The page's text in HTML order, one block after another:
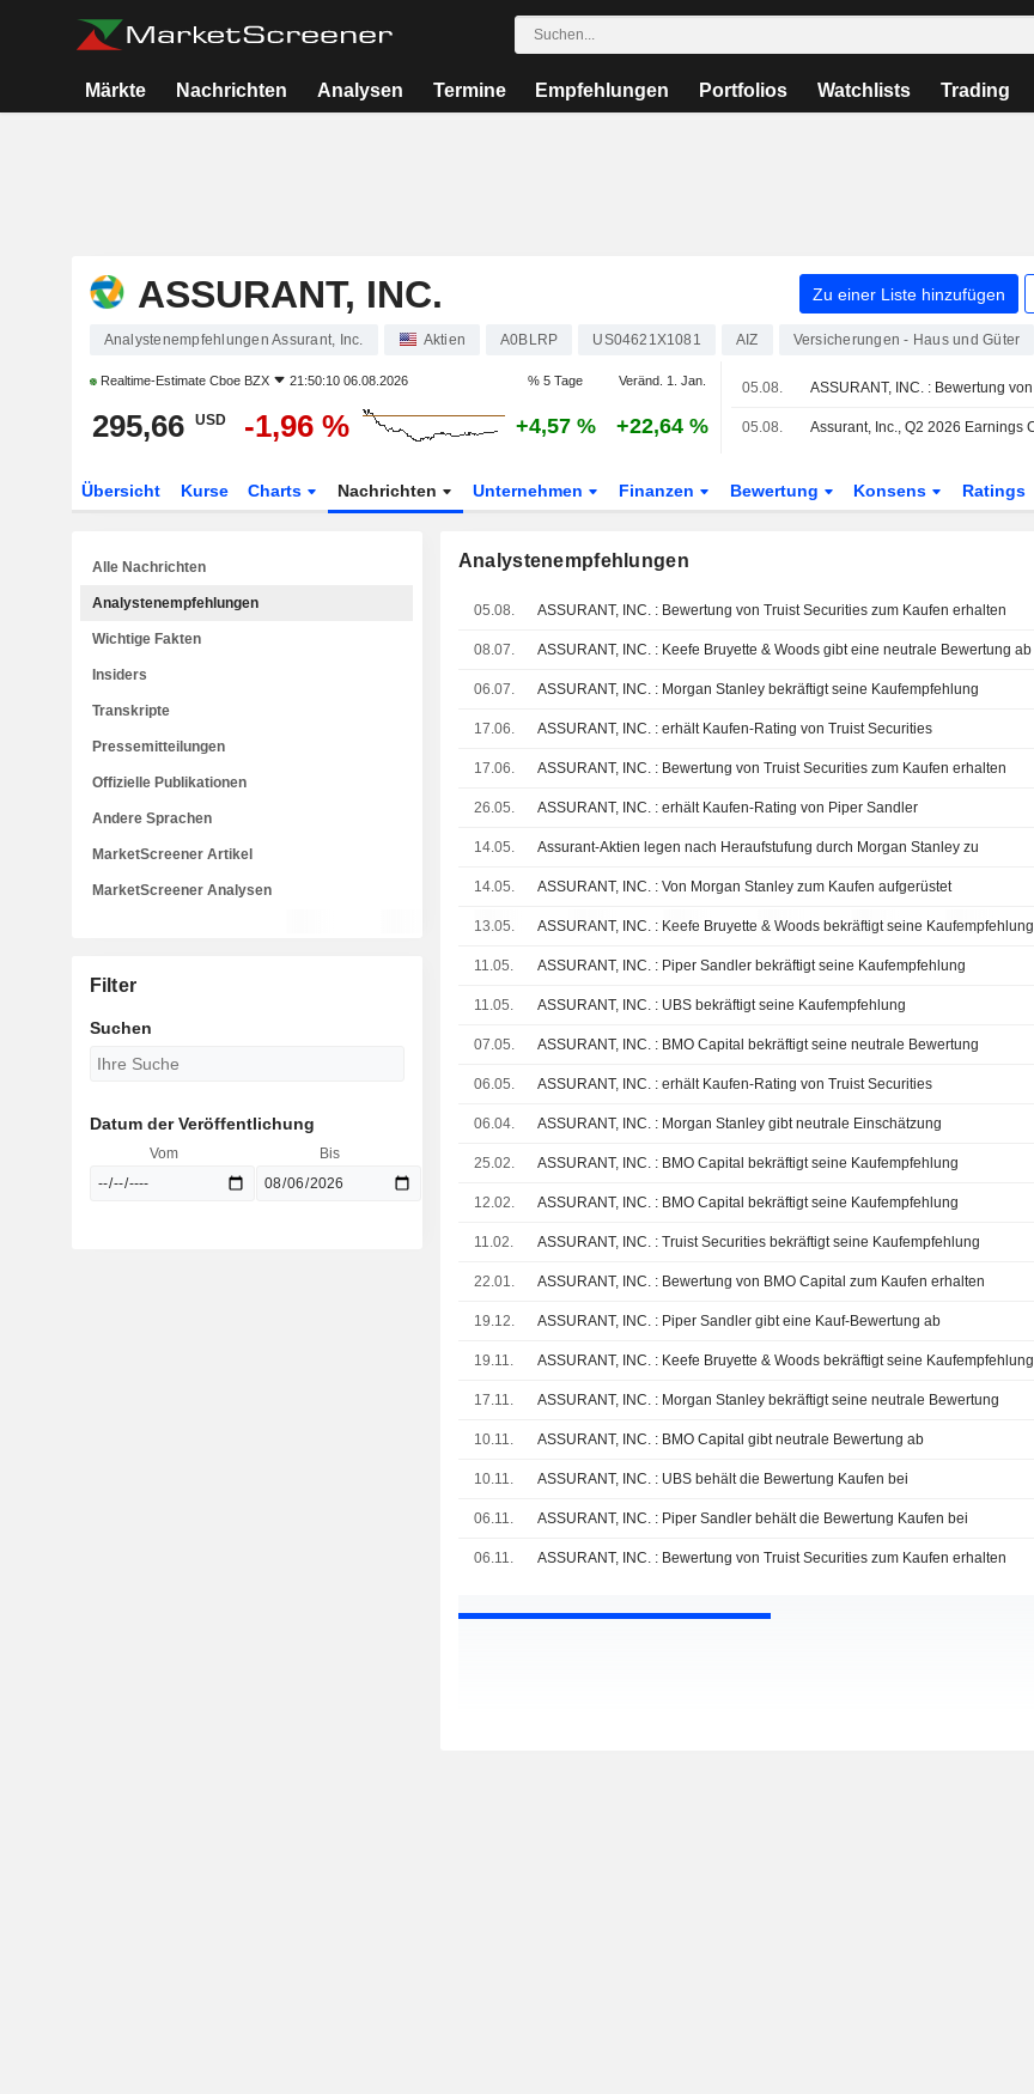
Märkte Nachrichten Analysen Termine Empfehlungen Portfolios Watchlists Trading
ASSURANT, INC. Zu einer Liste hinzufügen
Analystenempfehlungen Assurant, Inc. Aktien A0BLRP US04621X1081 AIZ Versicherungen - Haus und Güter
Realtime-Estimate Cboe BZX 21:50:10 06.08.2026 % 5 Tage Veränd. 1. Jan.
295,66 USD -1,96 % +4,57 % +22,64 %
05.08.
05.08.
Übersicht Kurse Charts Nachrichten Unternehmen Finanzen Bewertung Konsens Ratings
Analystenempfehlungen
05.08. ASSURANT, INC. : Bewertung von Truist Securities zum Kaufen erhalten
08.07. ASSURANT, INC. : Keefe Bruyette & Woods gibt eine neutrale Bewertung ab
06.07. ASSURANT, INC. : Morgan Stanley bekräftigt seine Kaufempfehlung
17.06. ASSURANT, INC. : erhält Kaufen-Rating von Truist Securities
17.06. ASSURANT, INC. : Bewertung von Truist Securities zum Kaufen erhalten
26.05. ASSURANT, INC. : erhält Kaufen-Rating von Piper Sandler
14.05. Assurant-Aktien legen nach Heraufstufung durch Morgan Stanley zu
14.05. ASSURANT, INC. : Von Morgan Stanley zum Kaufen aufgerüstet
13.05. ASSURANT, INC. : Keefe Bruyette & Woods bekräftigt seine Kaufempfehlung
11.05. ASSURANT, INC. : Piper Sandler bekräftigt seine Kaufempfehlung
11.05. ASSURANT, INC. : UBS bekräftigt seine Kaufempfehlung
07.05. ASSURANT, INC. : BMO Capital bekräftigt seine neutrale Bewertung
06.05. ASSURANT, INC. : erhält Kaufen-Rating von Truist Securities
06.04. ASSURANT, INC. : Morgan Stanley gibt neutrale Einschätzung
25.02. ASSURANT, INC. : BMO Capital bekräftigt seine Kaufempfehlung
12.02. ASSURANT, INC. : BMO Capital bekräftigt seine Kaufempfehlung
11.02. ASSURANT, INC. : Truist Securities bekräftigt seine Kaufempfehlung
22.01. ASSURANT, INC. : Bewertung von BMO Capital zum Kaufen erhalten
19.12. ASSURANT, INC. : Piper Sandler gibt eine Kauf-Bewertung ab
19.11. ASSURANT, INC. : Keefe Bruyette & Woods bekräftigt seine Kaufempfehlung
17.11. ASSURANT, INC. : Morgan Stanley bekräftigt seine neutrale Bewertung
10.11. ASSURANT, INC. : BMO Capital gibt neutrale Bewertung ab
10.11. ASSURANT, INC. : UBS behält die Bewertung Kaufen bei
06.11. ASSURANT, INC. : Piper Sandler behält die Bewertung Kaufen bei
06.11. ASSURANT, INC. : Bewertung von Truist Securities zum Kaufen erhalten
Alle Nachrichten
Analystenempfehlungen
Wichtige Fakten
Insiders
Transkripte
Pressemitteilungen
Offizielle Publikationen
Andere Sprachen
MarketScreener Artikel
MarketScreener Analysen
Filter
Suchen
Datum der Veröffentlichung
Vom Bis